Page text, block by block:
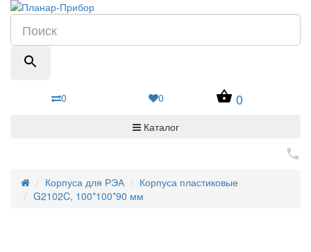
0 0 0
Каталог
Корпуса для РЭА
Корпуса пластиковые
G2102C, 100*100*90 мм